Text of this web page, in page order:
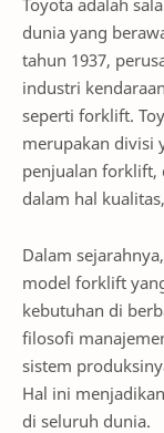
Toyota adalah
dunia yang
tahun 1937,
industri
seperti forklift.
merupakan divisi
penjualan forklift,
dalam hal
Dalam
model forklift
kebutuhan di
filosofi
sistem
Hal ini
di seluruh dunia.